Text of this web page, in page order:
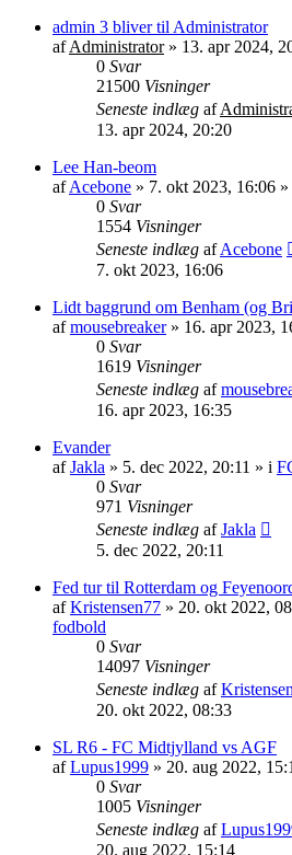
admin 3 bliver til Administrator
afAdministrator» 13. apr 2024,
0 Svar
21500 Visninger
Seneste indlæg af
13. apr 2024, 20:20
Lee Han-beom
afAcebone » 7. okt 2023, 16:06 »
0 Svar
1554 Visninger
Seneste indlæg afAcebone
7. okt 2023, 16:06
Lidt baggrund om Benham (og
afmousebreaker» 16. apr 2023,
0 Svar
1619 Visninger
Seneste indlæg af
16. apr 2023, 16:35
Evander
afJakla » 5. dec 2022, 20:11 » i
0 Svar
971 Visninger
Seneste indlæg afJakla
5. dec 2022, 20:11
Fed tur til Rotterdam og
afKristensen77 » 20. okt 2022,
fodbold
0 Svar
14097 Visninger
Seneste indlæg af
20. okt 2022, 08:33
SL R6 - FC Midtjylland vs AGF
afLupus1999 » 20. aug 2022,
0 Svar
1005 Visninger
Seneste indlæg af
20. aug 2022, 15:14